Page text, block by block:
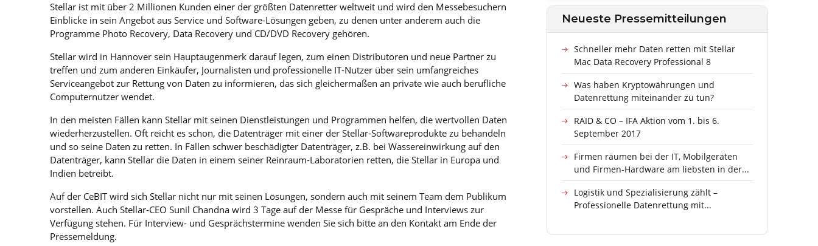
Stellar ist mit über 2 Millionen Kunden einer der größten Datenretter weltweit und wird den Messebesuchern
Einblicke in sein Angebot aus Service und Software-Lösungen geben, zu denen unter anderem auch die
Programme Photo Recovery, Data Recovery und CD/DVD Recovery gehören.
Stellar wird in Hannover sein Hauptaugenmerk darauf legen, zum einen Distributoren und neue Partner zu
treffen und zum anderen Einkäufer, Journalisten und professionelle IT-Nutzer über sein umfangreiches
Serviceangebot zur Rettung von Daten zu informieren, das sich gleichermaßen an private wie auch berufliche
Computernutzer wendet.
In den meisten Fällen kann Stellar mit seinen Dienstleistungen und Programmen helfen, die wertvollen Daten
wiederherzustellen. Oft reicht es schon, die Datenträger mit einer der Stellar-Softwareprodukte zu behandeln
und so seine Daten zu retten. In Fällen schwer beschädigter Datenträger, z.B. bei Wassereinwirkung auf den
Datenträger, kann Stellar die Daten in einem seiner Reinraum-Laboratorien retten, die Stellar in Europa und
Indien betreibt.
Auf der CeBIT wird sich Stellar nicht nur mit seinen Lösungen, sondern auch mit seinem Team dem Publikum
vorstellen. Auch Stellar-CEO Sunil Chandna wird 3 Tage auf der Messe für Gespräche und Interviews zur
Verfügung stehen. Für Interview- und Gesprächstermine wenden Sie sich bitte an den Kontakt am Ende der
Pressemeldung.
Neueste Pressemitteilungen
Schneller mehr Daten retten mit Stellar
Mac Data Recovery Professional 8
Was haben Kryptowährungen und
Datenrettung miteinander zu tun?
RAID & CO – IFA Aktion vom 1. bis 6.
September 2017
Firmen räumen bei der IT, Mobilgeräten
und Firmen-Hardware am liebsten in der...
Logistik und Spezialisierung zählt –
Professionelle Datenrettung mit...